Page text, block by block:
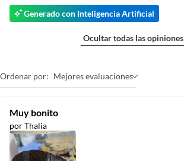
Generado con Inteligencia Artificial
Ocultar todas las opiniones
Ordenar por: Mejores evaluaciones
Muy bonito
por Thalia